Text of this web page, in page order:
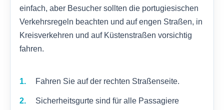
einfach, aber Besucher sollten die portugiesischen
Verkehrsregeln beachten und auf engen Straßen, in
Kreisverkehren und auf Küstenstraßen vorsichtig
fahren.
Fahren Sie auf der rechten Straßenseite.
Sicherheitsgurte sind für alle Passagiere